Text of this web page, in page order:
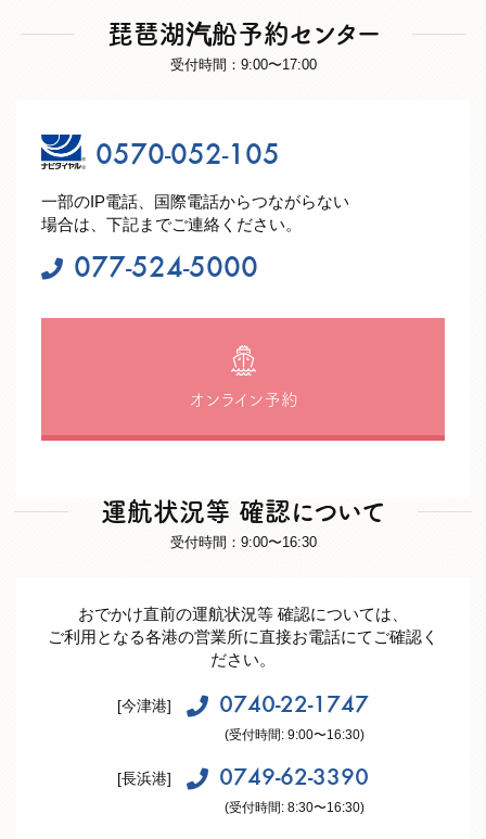
琵琶湖汽船予約センター
受付時間：9:00〜17:00
0570-052-105
一部のIP電話、国際電話からつながらない
場合は、下記までご連絡ください。
077-524-5000
オンライン予約
運航状況等 確認について
受付時間：9:00〜16:30
おでかけ直前の運航状況等 確認については、
ご利用となる各港の営業所に直接お電話にてご確認く
ださい。
[今津港] 0740-22-1747
(受付時間: 9:00〜16:30)
[長浜港] 0749-62-3390
(受付時間: 8:30〜16:30)